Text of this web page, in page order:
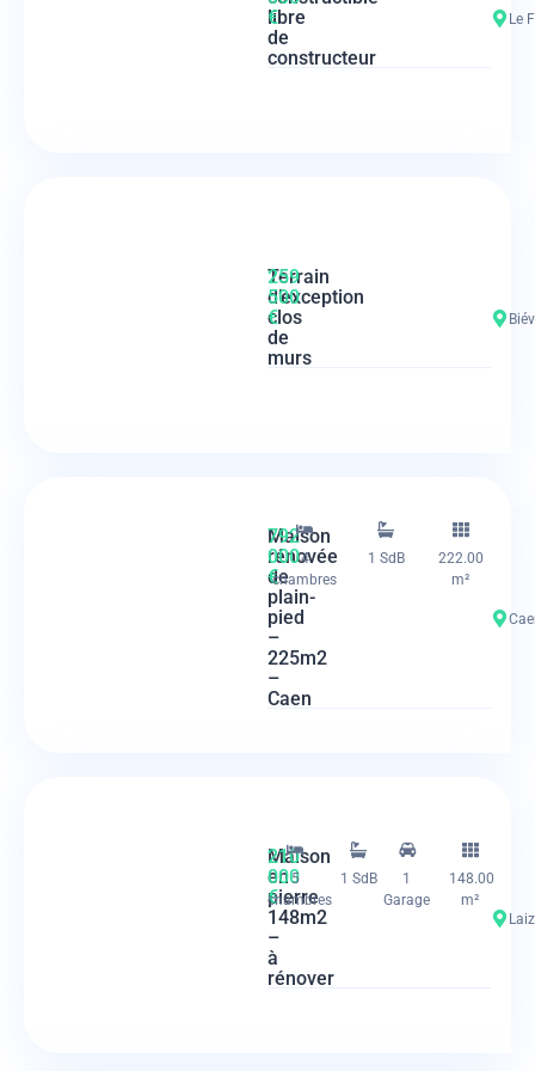
libre
de
constructeur
€
Le
Terrain
d’exception
clos
de
murs
259
500
€
Maison
rénovée
de
plain-
pied
–
225m2
–
Caen
792
000
€
4
chambres
1 SdB
222.00
m²
Maison
en
pierre
148m2
–
à
rénover
210
000
€
5
chambres
1 SdB
1
Garage
148.00
m²